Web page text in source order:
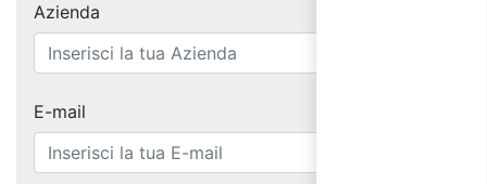
Azienda
E-mail